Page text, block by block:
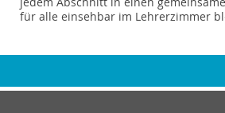
für alle einsehbar im Lehrerzimmer